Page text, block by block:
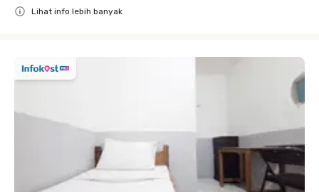
Lihat info lebih banyak